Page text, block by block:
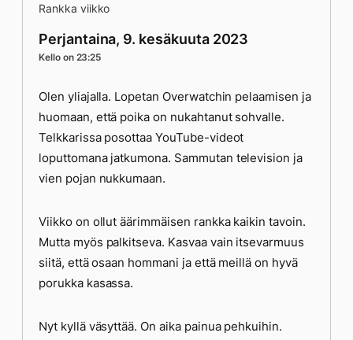
Rankka viikko
Perjantaina, 9. kesäkuuta 2023
Kello on 23:25
Olen yliajalla. Lopetan Overwatchin pelaamisen ja
huomaan, että poika on nukahtanut sohvalle.
Telkkarissa posottaa YouTube-videot
loputtomana jatkumona. Sammutan television ja
vien pojan nukkumaan.
Viikko on ollut äärimmäisen rankka kaikin tavoin.
Mutta myös palkitseva. Kasvaa vain itsevarmuus
siitä, että osaan hommani ja että meillä on hyvä
porukka kasassa.
Nyt kyllä väsyttää. On aika painua pehkuihin.